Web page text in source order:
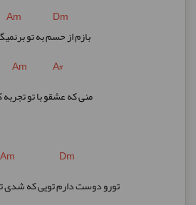
Am Dm
بازم از حسم به تو
Am A#
منی که عشقو با تو
Am Dm
تورو دوست دارم تویی که شدی